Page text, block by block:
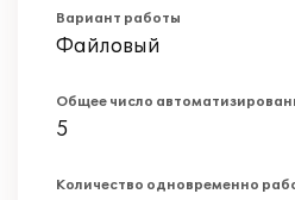
Вариант работы
Файловый
Общее число
5
Количество одновременно